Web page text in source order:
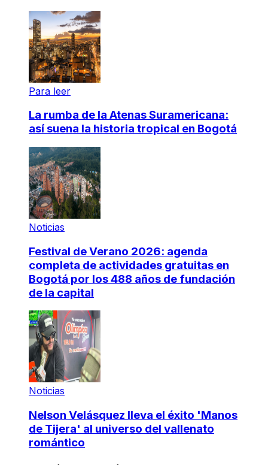
Para leer
La rumba de la Atenas Suramericana:
así suena la historia tropical en Bogotá
Noticias
Festival de Verano 2026: agenda
completa de actividades gratuitas en
Bogotá por los 488 años de fundación
de la capital
Noticias
Nelson Velásquez lleva el éxito 'Manos
de Tijera' al universo del vallenato
romántico